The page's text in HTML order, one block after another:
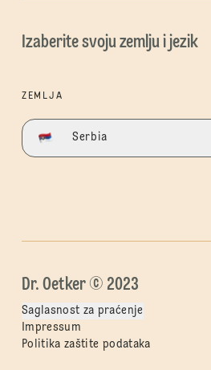
Izaberite svoju zemlju i jezik
ZEMLJA
Serbia
Dr. Oetker © 2023
Saglasnost za praćenje
Impressum
Politika zaštite podataka